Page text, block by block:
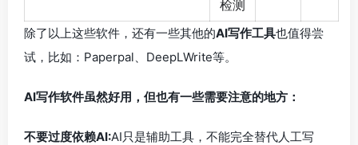
检测
除了以上这些软件，还有一些其他的AI写作工具也值得尝
试，比如：Paperpal、DeepLWrite等。
AI写作软件虽然好用，但也有一些需要注意的地方：
不要过度依赖AI:AI只是辅助工具，不能完全替代人工写